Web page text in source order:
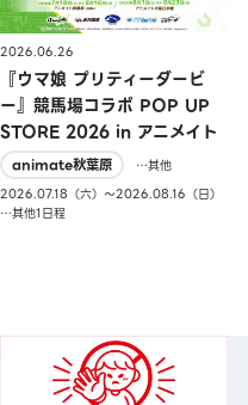
2026.06.26
『ウマ娘 プリティーダービ
ー』競馬場コラボ POP UP
STORE 2026 in アニメイト
animate秋葉原
…其他
2026.07.18（六）〜2026.08.16（日）
…其他1日程